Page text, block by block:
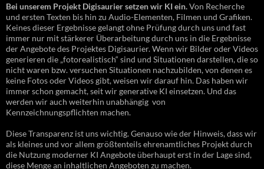
Bei unserem Projekt Digisaurier setzen wir KI ein.Von Recherche
und ersten Texten bis hin zu Audio-Elementen, Filmen und Grafiken.
Keines dieser Ergebnisse gelangt ohne Prüfung durch uns und fast
immer nur mit stärkerer Überarbeitung durch uns in die Ergebnisse
der Angebote des Projektes Digisaurier. Wenn wir Bilder oder Videos
generieren die „fotorealistisch“ sind und Situationen darstellen, die so
nicht waren bzw. versuchen Situationen nachzubilden, von denen es
keine Fotos oder Videos gibt, weisen wir darauf hin. Das haben wir
immer schon gemacht, seit wir generative KI einsetzen. Und das
werden wir auch weiterhin unabhängig von
Kennzeichnungspflichten machen.
Diese Transparenz ist uns wichtig. Genauso wie der Hinweis, dass wir
als kleines und vor allem größtenteils ehrenamtliches Projekt durch
die Nutzung moderner KI Angebote überhaupt erst in der Lage sind,
diese Menge an inhaltlichen Angeboten zu machen.